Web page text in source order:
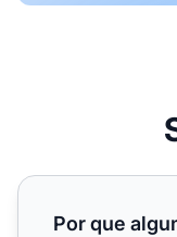
Por que algumas
Por que